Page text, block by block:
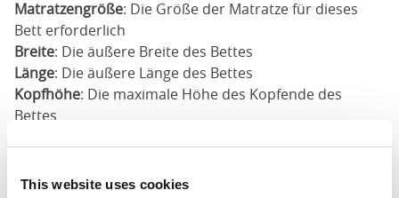
This website uses cookies
Matratzengröße: Die Größe der Matratze für dieses
Bett erforderlich
Breite: Die äußere Breite des Bettes
Länge: Die äußere Länge des Bettes
Kopfhöhe: Die maximale Höhe des Kopfende des
Bettes
Bettrahmens. Die hier angegebenen Abmessungen